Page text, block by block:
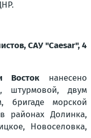
САУ "Caesar", 4
Востокнанесено
штурмовой, двум
бригаде морской
районах Долинка,
Новоселовка,